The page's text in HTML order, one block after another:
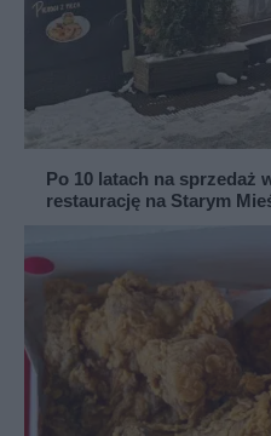
Po 10 latach na sprzedaż
restaurację na Starym